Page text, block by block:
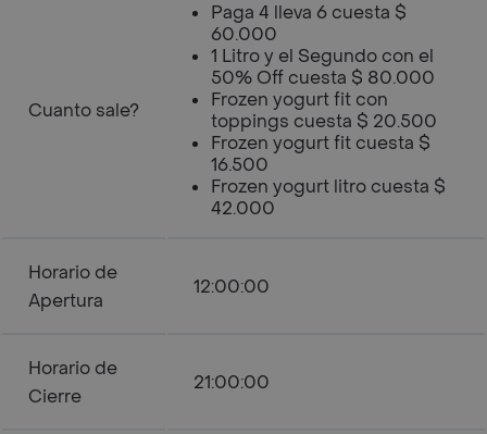
Cuanto sale?
Paga 4 lleva 6 cuesta $
60.000
1 Litro y el Segundo con el
50% Off cuesta $ 80.000
Frozen yogurt fit con
toppings cuesta $ 20.500
Frozen yogurt fit cuesta $
16.500
Frozen yogurt litro cuesta $
42.000
Horario de
Apertura
12:00:00
Horario de
Cierre
21:00:00